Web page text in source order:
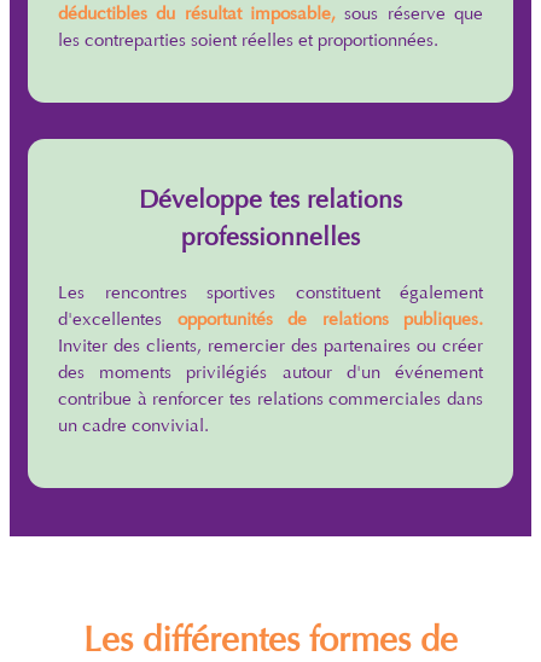
déductibles du résultat imposable, sous réserve que
les contreparties soient réelles et proportionnées.
Développe tes relations
professionnelles
Les rencontres sportives constituent également
d'excellentes opportunités de relations publiques.
Inviter des clients, remercier des partenaires ou créer
des moments privilégiés autour d'un événement
contribue à renforcer tes relations commerciales dans
un cadre convivial.
Les différentes formes de